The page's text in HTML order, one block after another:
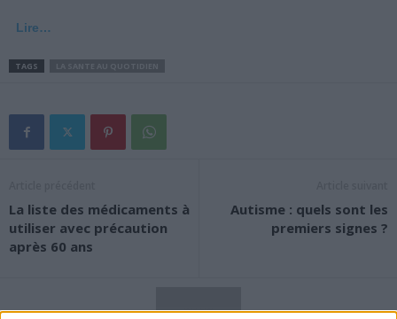
Lire…
TAGS
La liste des médicaments à
utiliser avec précaution
après 60 ans
Autisme : quels sont les
premiers signes ?